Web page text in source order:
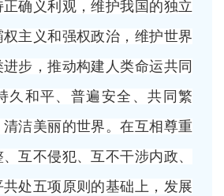
确义利观，维护我国的独立
主义和强权政治，维护世界
步，推动构建人类命运共同
久和平、普遍安全、共同繁
洁美丽的世界。在互相尊重
互不侵犯、互不干涉内政、
处五项原则的基础上，发展